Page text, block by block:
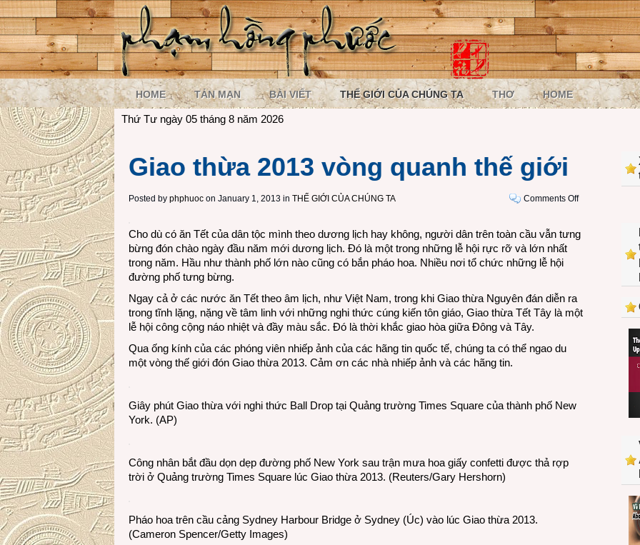
HOME TẢN MẠN BÀI VIẾT THẾ GIỚI CỦA CHÚNG TA THƠ HOME
Thứ Tư ngày 05 tháng 8 năm 2026
Giao thừa 2013 vòng quanh thế giới
Posted by phphuoc on January 1, 2013 in THẾ GIỚI CỦA CHÚNG TA Comments Offon
2013
Cho dù có ăn Tết của dân tộc mình theo dương lịch hay không, người dân trên toàn cầu vẫn tưng
bừng đón chào ngày đầu năm mới dương lịch. Đó là một trong những lễ hội rực rỡ và lớn nhất
trong năm. Hầu như thành phố lớn nào cũng có bắn pháo hoa. Nhiều nơi tổ chức những lễ hội
đường phố tưng bừng.
Ngay cả ở các nước ăn Tết theo âm lịch, như Việt Nam, trong khi Giao thừa Nguyên đán diễn ra
trong tĩnh lặng, nặng về tâm linh với những nghi thức cúng kiến tôn giáo, Giao thừa Tết Tây là một
lễ hội công cộng náo nhiệt và đầy màu sắc. Đó là thời khắc giao hòa giữa Đông và Tây.
Qua ống kính của các phóng viên nhiếp ảnh của các hãng tin quốc tế, chúng ta có thể ngao du
một vòng thế giới đón Giao thừa 2013. Cảm ơn các nhà nhiếp ảnh và các hãng tin.
Giây phút Giao thừa với nghi thức Ball Drop tại Quảng trường Times Square của thành phố New
York. (AP)
Công nhân bắt đầu dọn dẹp đường phố New York sau trận mưa hoa giấy confetti được thả rợp
trời ở Quảng trường Times Square lúc Giao thừa 2013. (Reuters/Gary Hershorn)
Pháo hoa trên cầu cảng Sydney Harbour Bridge ở Sydney (Úc) vào lúc Giao thừa 2013.
(Cameron Spencer/Getty Images)